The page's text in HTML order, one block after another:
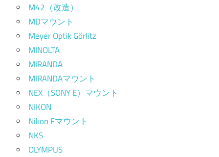
M42（改造）
MDマウント
Meyer Optik Görlitz
MINOLTA
MIRANDA
MIRANDAマウント
NEX（SONY E）マウント
NIKON
Nikon Fマウント
NKS
OLYMPUS